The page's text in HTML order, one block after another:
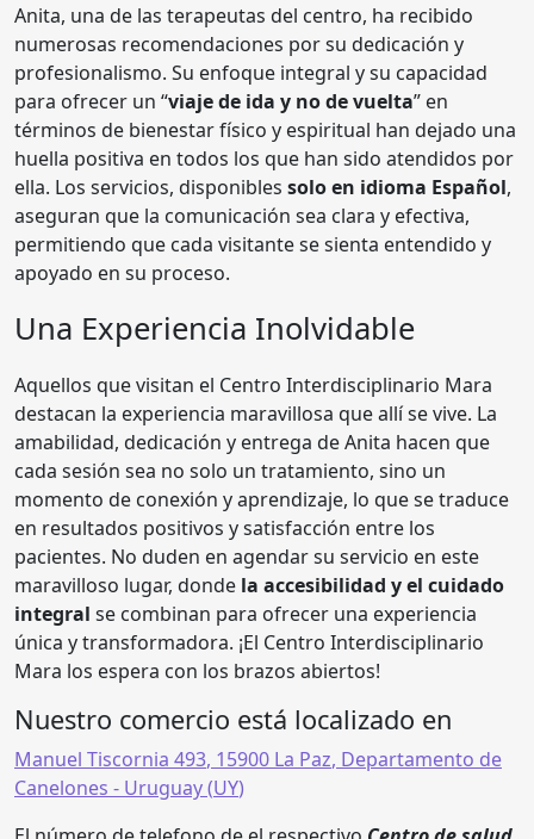
Anita, una de las terapeutas del centro, ha recibido
numerosas recomendaciones por su dedicación y
profesionalismo. Su enfoque integral y su capacidad
para ofrecer un “viaje de ida y no de vuelta” en
términos de bienestar físico y espiritual han dejado una
huella positiva en todos los que han sido atendidos por
ella. Los servicios, disponibles solo en idioma Español,
aseguran que la comunicación sea clara y efectiva,
permitiendo que cada visitante se sienta entendido y
apoyado en su proceso.
Una Experiencia Inolvidable
Aquellos que visitan el Centro Interdisciplinario Mara
destacan la experiencia maravillosa que allí se vive. La
amabilidad, dedicación y entrega de Anita hacen que
cada sesión sea no solo un tratamiento, sino un
momento de conexión y aprendizaje, lo que se traduce
en resultados positivos y satisfacción entre los
pacientes. No duden en agendar su servicio en este
maravilloso lugar, donde la accesibilidad y el cuidado
integral se combinan para ofrecer una experiencia
única y transformadora. ¡El Centro Interdisciplinario
Mara los espera con los brazos abiertos!
Nuestro comercio está localizado en
Manuel Tiscornia 493, 15900 La Paz, Departamento de
Canelones - Uruguay (UY)